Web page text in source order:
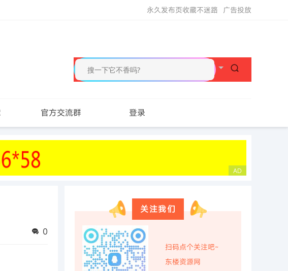
广告投放
永久发布页收藏不迷路
官方交流群 登录
0
关注我们
扫码点个关注吧~
东楼资源网